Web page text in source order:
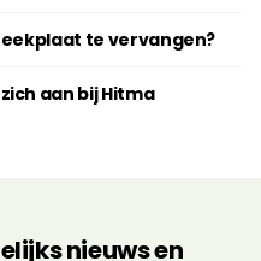
te vervangen?
aan bij Hitma
nieuws en